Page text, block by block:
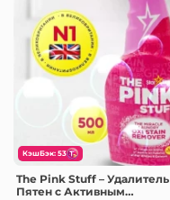
КэшБэк: 53
The Pink Stuff – Удалитель
Пятен с Активным